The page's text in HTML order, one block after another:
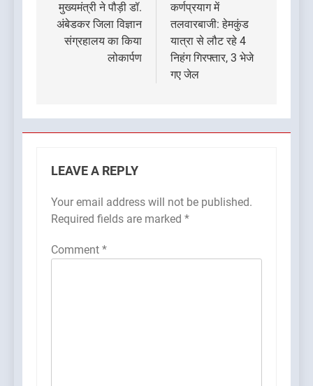
navigation
मुख्यमंत्री ने पौड़ी डॉ.
अंबेडकर जिला विज्ञान
संग्रहालय का किया
लोकार्पण
कर्णप्रयाग में
तलवारबाजी: हेमकुंड
यात्रा से लौट रहे 4
निहंग गिरफ्तार, 3 भेजे
गए जेल
LEAVE A REPLY
Your email address will not be published.
Required fields are marked *
Comment *